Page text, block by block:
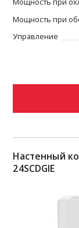
Мощность при
Мощность при
Управление
Настенный
24SCDGIE